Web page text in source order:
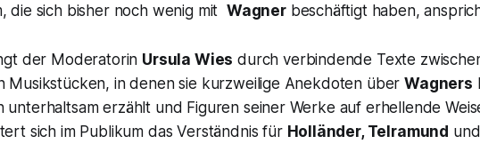
die sich bisher noch wenig mit Wagnerbeschäftigt haben,
der Moderatorin Ursula Wies durch verbindende Texte
Musikstücken, in denen sie kurzweilige Anekdoten überWagners
unterhaltsam erzählt und Figuren seiner Werke auf erhellende
sich im Publikum das Verständnis für Holländer, Telramund